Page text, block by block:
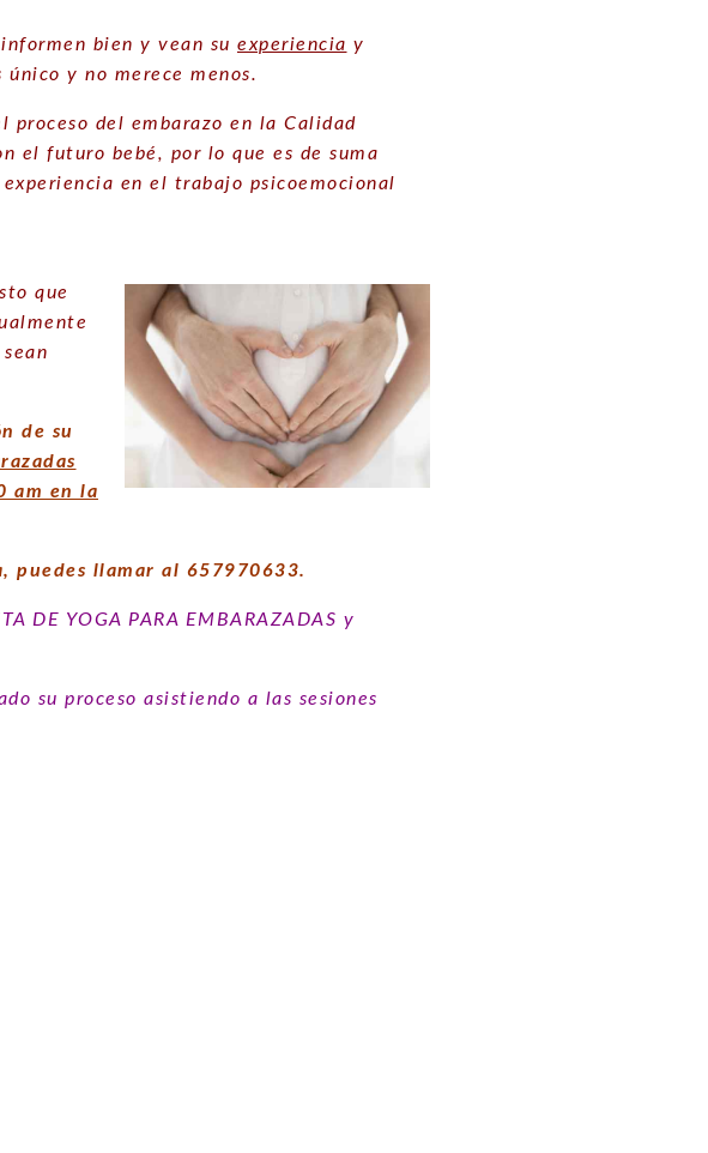
bien y vean su experiencia y
único y no merece menos.
proceso del embarazo en la Calidad
el futuro bebé, por lo que es de suma
en el trabajo psicoemocional
que
de su
am en la
puedes llamar al 657970633.
DE YOGA PARA EMBARAZADAS y
su proceso asistiendo a las sesiones